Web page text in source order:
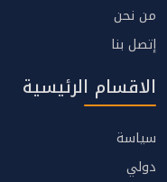
من نحن
إتصل بنا
الاقسام الرئيسية
سياسة
دولي